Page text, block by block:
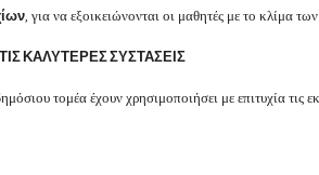
, για να εξοικειώνονται οι μαθητές με το κλίμα
ΚΑΛΥΤΕΡΕΣ ΣΥΣΤΑΣΕΙΣ
τομέα έχουν χρησιμοποιήσει με επιτυχία τις